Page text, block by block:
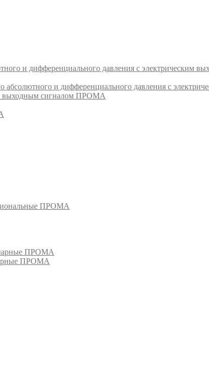
и дифференциального давления с электрическим
и дифференциального давления с
выходным сигналом ПРОМА
ПРОМА
ПРОМА
ПРОМА